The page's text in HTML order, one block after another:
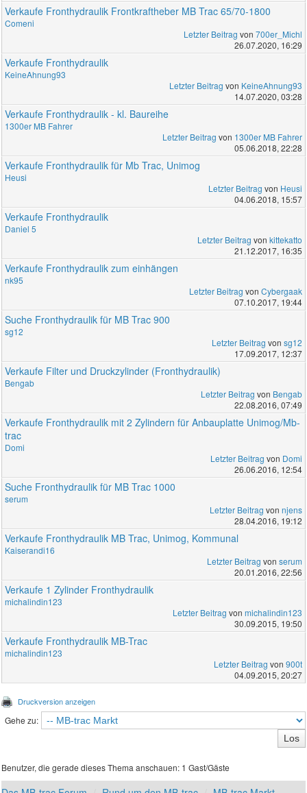
Verkaufe Fronthydraulik Frontkraftheber MB Trac 65/70-1800
Comeni
Letzter Beitrag von 700er_Michl
26.07.2020, 16:29
Verkaufe Fronthydraulik
KeineAhnung93
Letzter Beitrag von KeineAhnung93
14.07.2020, 03:28
Verkaufe Fronthydraulik - kl. Baureihe
1300er MB Fahrer
Letzter Beitrag von 1300er MB Fahrer
05.06.2018, 22:28
Verkaufe Fronthydraulik für Mb Trac, Unimog
Heusi
Letzter Beitrag von Heusi
04.06.2018, 15:57
Verkaufe Fronthydraulik
Daniel 5
Letzter Beitrag von kittekatto
21.12.2017, 16:35
Verkaufe Fronthydraulik zum einhängen
nk95
Letzter Beitrag von Cybergaak
07.10.2017, 19:44
Suche Fronthydraulik für MB Trac 900
sg12
Letzter Beitrag von sg12
17.09.2017, 12:37
Verkaufe Filter und Druckzylinder (Fronthydraulik)
Bengab
Letzter Beitrag von Bengab
22.08.2016, 07:49
Verkaufe Fronthydraulik mit 2 Zylindern für Anbauplatte Unimog/Mb-
trac
Domi
Letzter Beitrag von Domi
26.06.2016, 12:54
Suche Fronthydraulik für MB Trac 1000
serum
Letzter Beitrag von njens
28.04.2016, 19:12
Verkaufe Fronthydraulik MB Trac, Unimog, Kommunal
Kaiserandi16
Letzter Beitrag von serum
20.01.2016, 22:56
Verkaufe 1 Zylinder Fronthydraulik
michalindin123
Letzter Beitrag von michalindin123
30.09.2015, 19:50
Verkaufe Fronthydraulik MB-Trac
michalindin123
Letzter Beitrag von 900t
04.09.2015, 20:27
Druckversion anzeigen
Gehe zu:
Benutzer, die gerade dieses Thema anschauen: 1 Gast/Gäste